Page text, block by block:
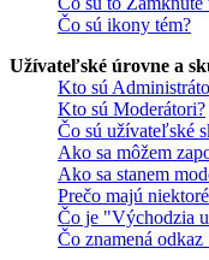
Čo sú ikony tém?
Užívateľské úrovne a
Kto sú
Kto sú Moderátori?
Čo sú užívateľské
Ako sa môžem
Ako sa stanem
Prečo majú
Čo je "Východzia
Čo znamená